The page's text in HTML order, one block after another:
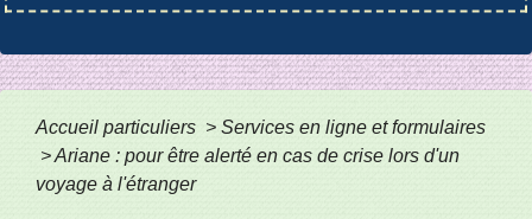
Accueil particuliers > Services en ligne et formulaires
>Ariane : pour être alerté en cas de crise lors d'un
voyage à l'étranger